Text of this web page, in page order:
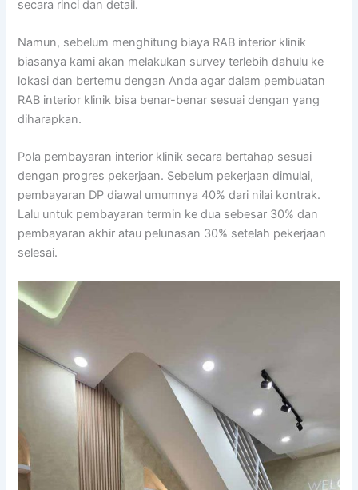
secara rinci dan detail.
Namun, sebelum menghitung biaya RAB interior klinik
biasanya kami akan melakukan survey terlebih dahulu ke
lokasi dan bertemu dengan Anda agar dalam pembuatan
RAB interior klinik bisa benar-benar sesuai dengan yang
diharapkan.
Pola pembayaran interior klinik secara bertahap sesuai
dengan progres pekerjaan. Sebelum pekerjaan dimulai,
pembayaran DP diawal umumnya 40% dari nilai kontrak.
Lalu untuk pembayaran termin ke dua sebesar 30% dan
pembayaran akhir atau pelunasan 30% setelah pekerjaan
selesai.